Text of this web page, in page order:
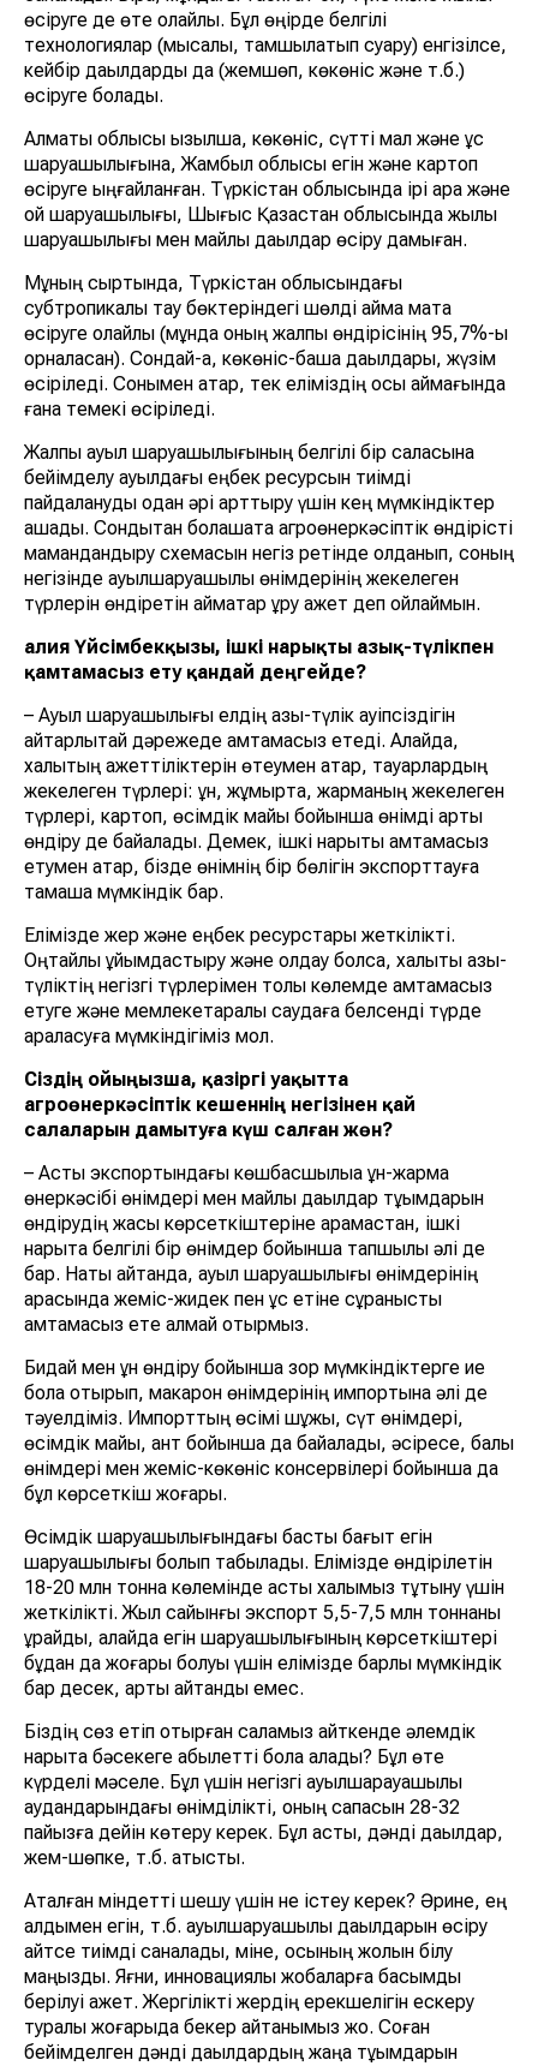
өсіруге де өте қолайлы. Бұл өңірде белгілі
технологиялар (мысалы, тамшылатып суару) енгізілсе,
кейбір дақылдарды да (жемшөп, көкөніс және т.б.)
өсіруге болады.
Алматы облысы қызылша, көкөніс, сүтті мал және құс
шаруашылығына, Жамбыл облысы егін және картоп
өсіруге ыңғайланған. Түркістан облысында ірі қара және
қой шаруашылығы, Шығыс Қазақстан облысында жылқы
шаруашылығы мен майлы дақылдар өсіру дамыған.
Мұның сыртында, Түркістан облысындағы
субтропикалық тау бөктеріндегі шөлді аймақ мақта
өсіруге қолайлы (мұнда оның жалпы өндірісінің 95,7%-ы
орналасқан). Сондай-ақ, көкөніс-бақша дақылдары, жүзім
өсіріледі. Сонымен қатар, тек еліміздің осы аймағында
ғана темекі өсіріледі.
Жалпы ауыл шаруашылығының белгілі бір саласына
бейімделу ауылдағы еңбек ресурсын тиімді
пайдалануды одан әрі арттыру үшін кең мүмкіндіктер
ашады. Сондықтан болашақта агроөнеркәсіптік өндірісті
мамандандыру схемасын негіз ретінде қолданып, соның
негізінде ауылшаруашылық өнімдерінің жекелеген
түрлерін өндіретін аймақтар құру қажет деп ойлаймын.
Ғалия Үйсімбекқызы, ішкі нарықты азық-түлікпен
қамтамасыз ету қандай деңгейде?
– Ауыл шаруашылығы елдің азық-түлік қауіпсіздігін
айтарлықтай дәрежеде қамтамасыз етеді. Алайда,
халықтың қажеттіліктерін өтеумен қатар, тауарлардың
жекелеген түрлері: ұн, жұмыртқа, жарманың жекелеген
түрлері, картоп, өсімдік майы бойынша өнімді артық
өндіру де байқалады. Демек, ішкі нарықты қамтамасыз
етумен қатар, бізде өнімнің бір бөлігін экспорттауға
тамаша мүмкіндік бар.
Елімізде жер және еңбек ресурстары жеткілікті.
Оңтайлы ұйымдастыру және қолдау болса, халықты азық-
түліктің негізгі түрлерімен толық көлемде қамтамасыз
етуге және мемлекетаралық саудаға белсенді түрде
араласуға мүмкіндігіміз мол.
Сіздің ойыңызша, қазіргі уақытта
агроөнеркәсіптік кешеннің негізінен қай
салаларын дамытуға күш салған жөн?
– Астық экспортындағы көшбасшылыққа ұн-жарма
өнеркәсібі өнімдері мен майлы дақылдар тұқымдарын
өндірудің жақсы көрсеткіштеріне қарамастан, ішкі
нарықта белгілі бір өнімдер бойынша тапшылық әлі де
бар. Нақты айтқанда, ауыл шаруашылығы өнімдерінің
арасында жеміс-жидек пен құс етіне сұранысты
қамтамасыз ете алмай отырмыз.
Бидай мен ұн өндіру бойынша зор мүмкіндіктерге ие
бола отырып, макарон өнімдерінің импортына әлі де
тәуелдіміз. Импорттың өсімі шұжық, сүт өнімдері,
өсімдік майы, қант бойынша да байқалады, әсіресе, балық
өнімдері мен жеміс-көкөніс консервілері бойынша да
бұл көрсеткіш жоғары.
Өсімдік шаруашылығындағы басты бағыт егін
шаруашылығы болып табылады. Елімізде өндірілетін
18-20 млн тонна көлемінде астық халқымыз тұтыну үшін
жеткілікті. Жыл сайынғы экспорт 5,5-7,5 млн тоннаны
құрайды, алайда егін шаруашылығының көрсеткіштері
бұдан да жоғары болуы үшін елімізде барлық мүмкіндік
бар десек, артық айтқандық емес.
Біздің сөз етіп отырған саламыз қайткенде әлемдік
нарықта бәсекеге қабылетті бола алады? Бұл өте
күрделі мәселе. Бұл үшін негізгі ауылшарауашылық
аудандарындағы өнімділікті, оның сапасын 28-32
пайызға дейін көтеру керек. Бұл астық, дәнді дақылдар,
жем-шөпке, т.б. қатысты.
Аталған міндетті шешу үшін не істеу керек? Әрине, ең
алдымен егін, т.б. ауылшаруашылық дақылдарын өсіру
қайтсе тиімді саналады, міне, осының жолын білу
маңызды. Яғни, инновациялық жобаларға басымдық
берілуі қажет. Жергілікті жердің ерекшелігін ескеру
туралы жоғарыда бекер айтқанымыз жоқ. Соған
бейімделген дәнді дақылдардың жаңа тұқымдарын